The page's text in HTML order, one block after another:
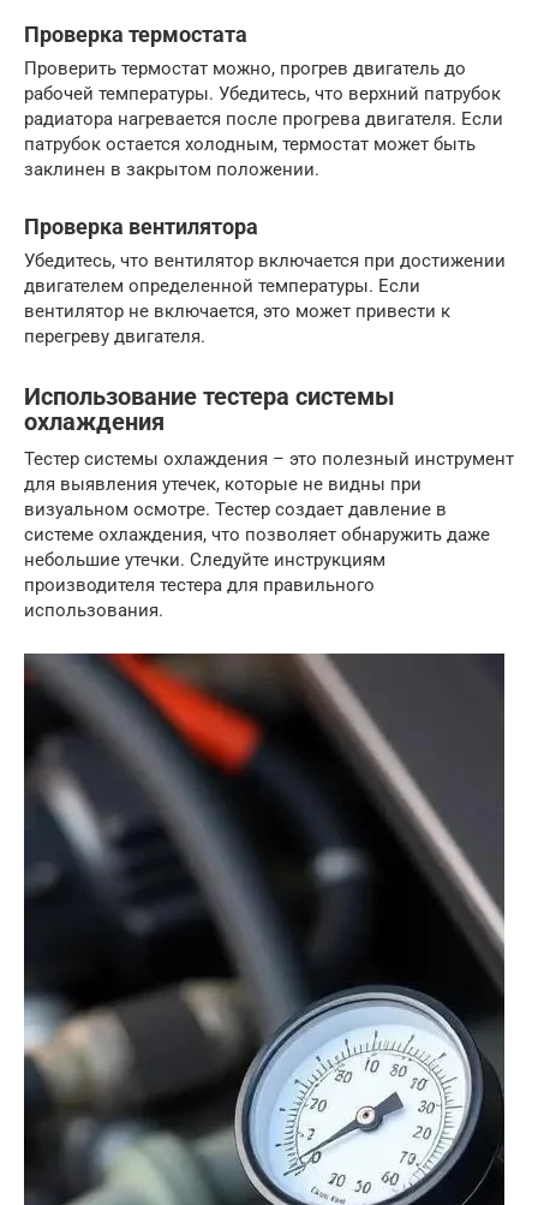
Проверка термостата
Проверить термостат можно, прогрев двигатель до
рабочей температуры. Убедитесь, что верхний патрубок
радиатора нагревается после прогрева двигателя. Если
патрубок остается холодным, термостат может быть
заклинен в закрытом положении.
Проверка вентилятора
Убедитесь, что вентилятор включается при достижении
двигателем определенной температуры. Если
вентилятор не включается, это может привести к
перегреву двигателя.
Использование тестера системы
охлаждения
Тестер системы охлаждения – это полезный инструмент
для выявления утечек, которые не видны при
визуальном осмотре. Тестер создает давление в
системе охлаждения, что позволяет обнаружить даже
небольшие утечки. Следуйте инструкциям
производителя тестера для правильного
использования.